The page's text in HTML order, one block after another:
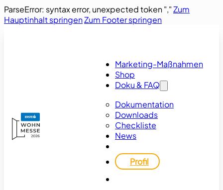
ParseError: syntax error, unexpected token ","Zum
Hauptinhalt springenZum Footer springen
Marketing-Maßnahmen
Shop
Doku & FAQ
Dokumentation
Downloads
Checkliste
News
Profil